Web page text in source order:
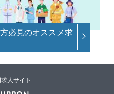
必見のオススメ求
人サイト